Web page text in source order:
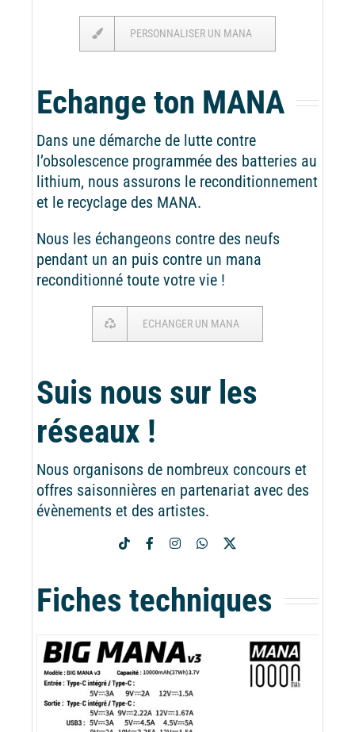
PERSONNALISER UN MANA
Echange ton MANA
Dans une démarche de lutte contre
l’obsolescence programmée des batteries au
lithium, nous assurons le reconditionnement
et le recyclage des MANA.
Nous les échangeons contre des neufs
pendant un an puis contre un mana
reconditionné toute votre vie !
ECHANGER UN MANA
Suis nous sur les
réseaux !
Nous organisons de nombreux concours et
offres saisonnières en partenariat avec des
évènements et des artistes.
Fiches techniques